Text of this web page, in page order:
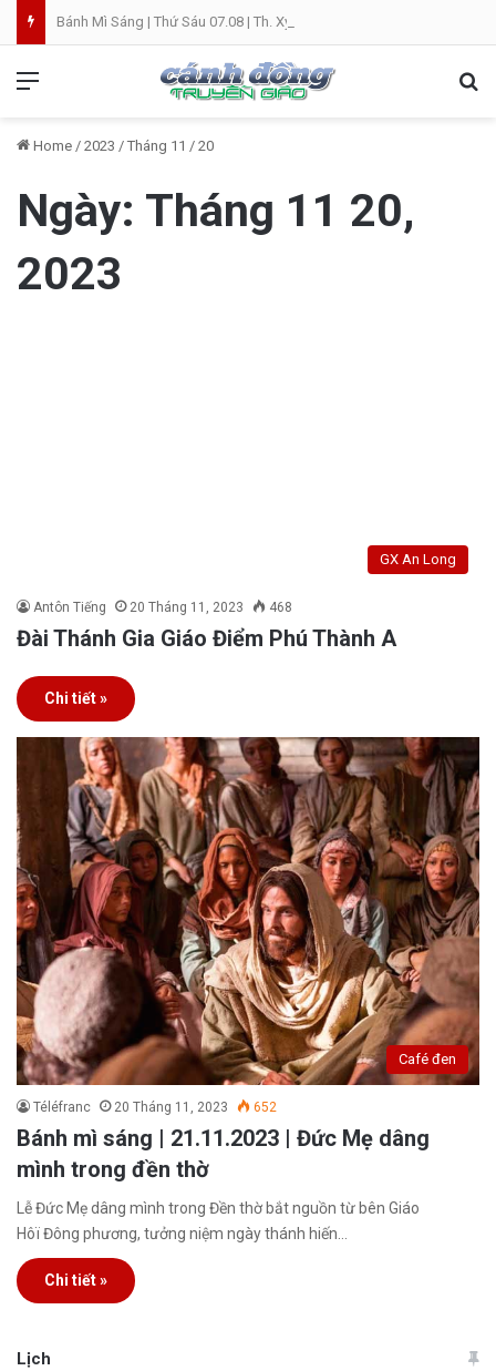
Home / 2023 / Tháng 11 / 20
Ngày: Tháng 11 20,
2023
GX An Long
Antôn Tiếng 20 Tháng 11, 2023 468
Đài Thánh Gia Giáo Điểm Phú Thành A
Chi tiết »
Café đen
Téléfranc 20 Tháng 11, 2023 652
Bánh mì sáng | 21.11.2023 | Đức Mẹ dâng
mình trong đền thờ
Lễ Đức Mẹ dâng mình trong Đền thờ bắt nguồn từ bên Giáo
Hôï Đông phương, tưởng niệm ngày thánh hiến…
Chi tiết »
Lịch